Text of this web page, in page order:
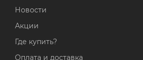
Новости
Акции
Где купить?
Оплата и доставка